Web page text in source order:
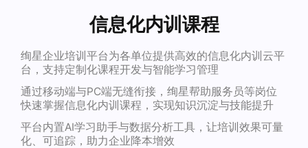
信息化内训课程
绚星企业培训平台为各单位提供高效的信息化内训云平
台，支持定制化课程开发与智能学习管理
通过移动端与PC端无缝衔接，绚星帮助服务员等岗位
快速掌握信息化内训课程，实现知识沉淀与技能提升
平台内置AI学习助手与数据分析工具，让培训效果可量
化、可追踪，助力企业降本增效